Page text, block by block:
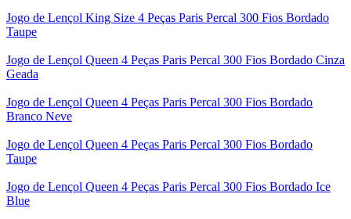
Jogo de Lençol King Size 4 Peças Paris Percal 300 Fios Bordado
Taupe
Jogo de Lençol Queen 4 Peças Paris Percal 300 Fios Bordado Cinza
Geada
Jogo de Lençol Queen 4 Peças Paris Percal 300 Fios Bordado
Branco Neve
Jogo de Lençol Queen 4 Peças Paris Percal 300 Fios Bordado
Taupe
Jogo de Lençol Queen 4 Peças Paris Percal 300 Fios Bordado Ice
Blue